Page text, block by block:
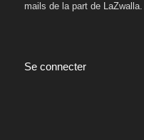
mails de la part de LaZwalla.
Se connecter